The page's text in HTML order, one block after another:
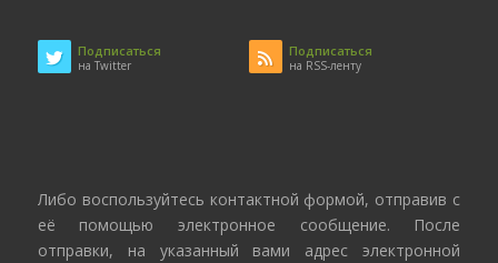
Подписаться
на Twitter
Подписаться
на RSS-ленту
Либо воспользуйтесь контактной формой, отправив с
её помощью электронное сообщение. После
отправки, на указанный вами адрес электронной